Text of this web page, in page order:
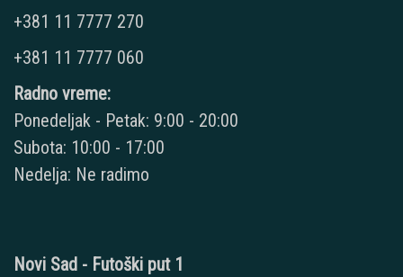
+381 11 7777 270
+381 11 7777 060
Radno vreme:
Ponedeljak - Petak: 9:00 - 20:00
Subota: 10:00 - 17:00
Nedelja: Ne radimo
Novi Sad - Futoški put 1